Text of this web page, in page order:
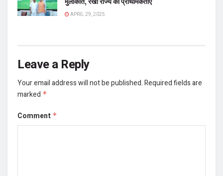
APRIL 29, 2025
Leave a Reply
Your email address will not be published.Required fields are
marked *
Comment *